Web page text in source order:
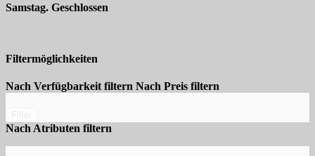
Samstag. Geschlossen
Filtermöglichkeiten
Nach Verfügbarkeit filtern Nach Preis filtern
Nach Atributen filtern